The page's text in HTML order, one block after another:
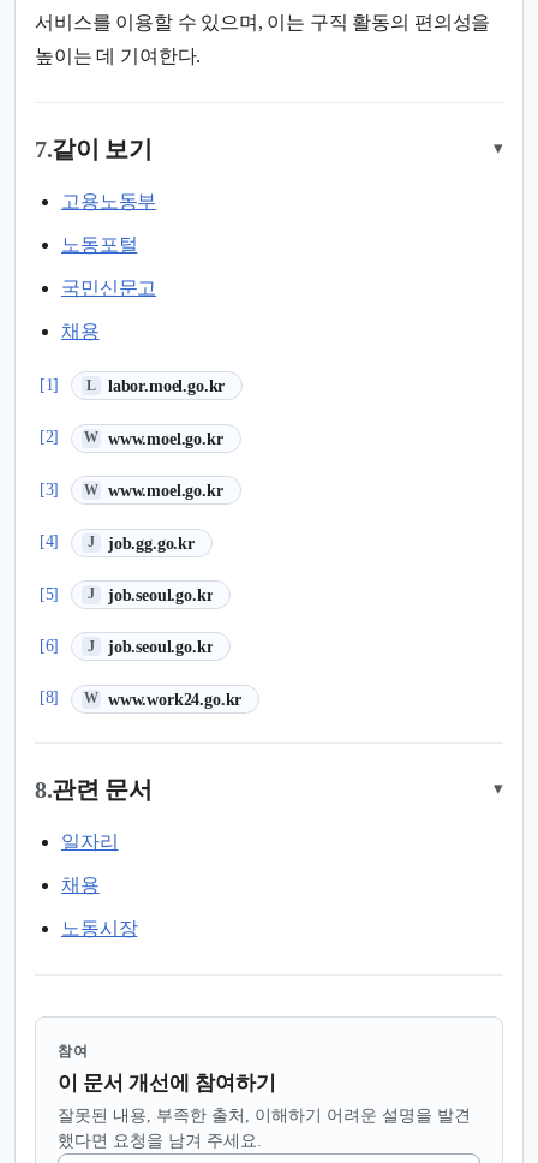
서비스를 이용할 수 있으며, 이는 구직 활동의 편의성을
높이는 데 기여한다.
7.같이 보기 ▾
고용노동부
노동포털
국민신문고
채용
[1] L labor.moel.go.kr
(새 탭에서 열림)
[2] W www.moel.go.kr
(새 탭에서 열림)
[3] W www.moel.go.kr
(새 탭에서 열림)
[4] J job.gg.go.kr
(새 탭에서 열림)
[5] J job.seoul.go.kr
(새 탭에서 열림)
[6] J job.seoul.go.kr
(새 탭에서 열림)
[8] W www.work24.go.kr
(새 탭에서 열림)
8.관련 문서 ▾
일자리
채용
노동시장
참여
이 문서 개선에 참여하기
잘못된 내용, 부족한 출처, 이해하기 어려운 설명을 발견
했다면 요청을 남겨 주세요.